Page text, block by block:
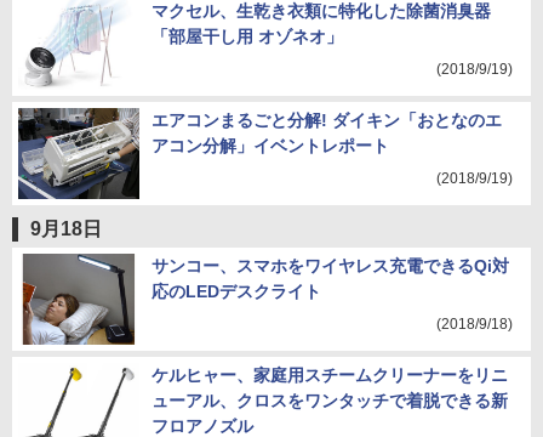
マクセル、生乾き衣類に特化した除菌消臭器
「部屋干し用 オゾネオ」
(2018/9/19)
エアコンまるごと分解! ダイキン「おとなのエ
アコン分解」イベントレポート
(2018/9/19)
9月18日
サンコー、スマホをワイヤレス充電できるQi対
応のLEDデスクライト
(2018/9/18)
ケルヒャー、家庭用スチームクリーナーをリニ
ューアル、クロスをワンタッチで着脱できる新
フロアノズル